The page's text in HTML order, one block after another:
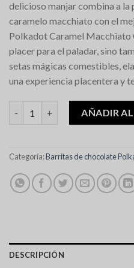
delicioso manjar combina a
caramelo macchiato con el
Polkadot Caramel Macchiato
placer para el paladar, sino
setas mágicas comestibles,
una experiencia placentera y
Polkadot Caramel Macchiato
AÑADIR
Categoría:Barritas de chocolate
DESCRIPCIÓN